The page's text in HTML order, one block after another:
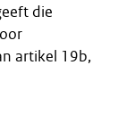
die
artikel 19b,